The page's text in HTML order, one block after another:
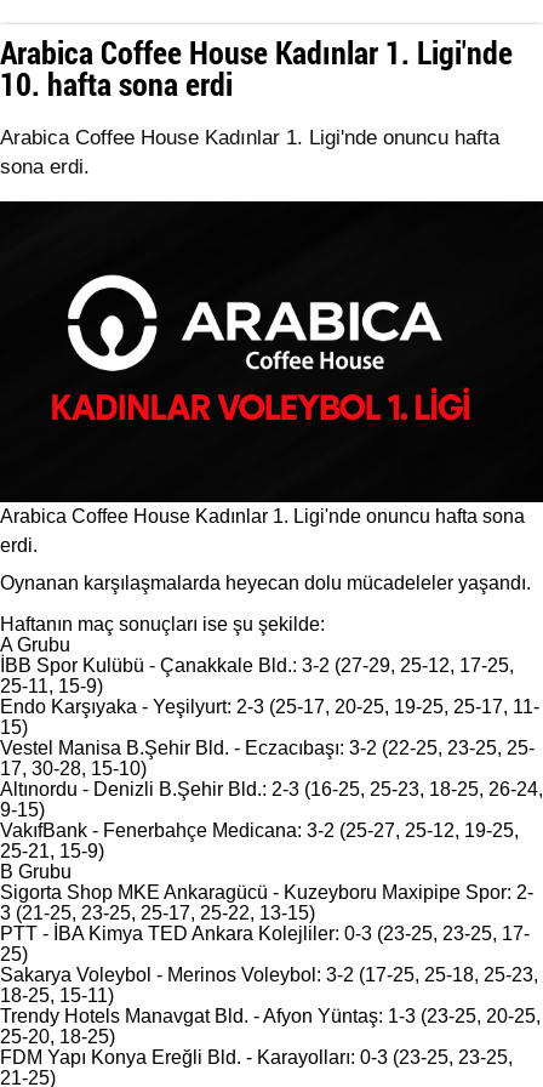
Arabica Coffee House Kadınlar 1. Ligi'nde
10. hafta sona erdi
Arabica Coffee House Kadınlar 1. Ligi'nde onuncu hafta
sona erdi.
Arabica Coffee House Kadınlar 1. Ligi'nde onuncu hafta sona
erdi.
Oynanan karşılaşmalarda heyecan dolu mücadeleler yaşandı.
Haftanın maç sonuçları ise şu şekilde:
A Grubu
İBB Spor Kulübü - Çanakkale Bld.: 3-2 (27-29, 25-12, 17-25,
25-11, 15-9)
Endo Karşıyaka - Yeşilyurt: 2-3 (25-17, 20-25, 19-25, 25-17, 11-
15)
Vestel Manisa B.Şehir Bld. - Eczacıbaşı: 3-2 (22-25, 23-25, 25-
17, 30-28, 15-10)
Altınordu - Denizli B.Şehir Bld.: 2-3 (16-25, 25-23, 18-25, 26-24,
9-15)
VakıfBank - Fenerbahçe Medicana: 3-2 (25-27, 25-12, 19-25,
25-21, 15-9)
B Grubu
Sigorta Shop MKE Ankaragücü - Kuzeyboru Maxipipe Spor: 2-
3 (21-25, 23-25, 25-17, 25-22, 13-15)
PTT - İBA Kimya TED Ankara Kolejliler: 0-3 (23-25, 23-25, 17-
25)
Sakarya Voleybol - Merinos Voleybol: 3-2 (17-25, 25-18, 25-23,
18-25, 15-11)
Trendy Hotels Manavgat Bld. - Afyon Yüntaş: 1-3 (23-25, 20-25,
25-20, 18-25)
FDM Yapı Konya Ereğli Bld. - Karayolları: 0-3 (23-25, 23-25,
21-25)